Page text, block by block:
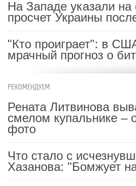
На Западе указали на
просчет Украины
"Кто проиграет": в
мрачный прогноз о
РЕКОМЕНДУЕМ
Рената Литвинова
смелом купальнике –
фото
Что стало с
Хазанова: "Бомжует